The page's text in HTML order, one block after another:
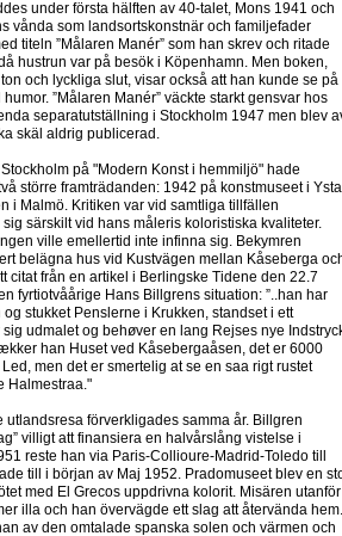
under första hälften av 40-talet, Mons 1941 och
vånda som landsortskonstnär och familjefader
titeln ”Målaren Manér” som han skrev och ritade
hustrun var på besök i Köpenhamn. Men boken,
och lyckliga slut, visar också att han kunde se på
”Målaren Manér” väckte starkt gensvar hos
separatutställning i Stockholm 1947 men blev
skäl aldrig publicerad.
på "Modern Konst i hemmiljö" hade
större framträdanden: 1942 på konstmuseet i
i Malmö. Kritiken var vid samtliga tillfällen
särskilt vid hans måleris koloristiska kvaliteter.
ville emellertid inte infinna sig. Bekymren
belägna hus vid Kustvägen mellan Kåseberga
citat från en artikel i Berlingske Tidene den 22.7
fyrtiotvåårige Hans Billgrens situation: ”..han har
stukket Penslerne i Krukken, standset i ett
udmalet og behøver en lang Rejses nye
han Huset ved Kåsebergaåsen, det er 6000
men det er smertelig at se en saa rigt rustet
Halmestraa."
utlandsresa förverkligades samma år. Billgren
villigt att finansiera en halvårslång vistelse i
reste han via Paris-Collioure-Madrid-Toledo till
till i början av Maj 1952. Pradomuseet blev en
med El Grecos uppdrivna kolorit. Misären utanför
illa och han övervägde ett slag att återvända hem.
av den omtalade spanska solen och värmen och